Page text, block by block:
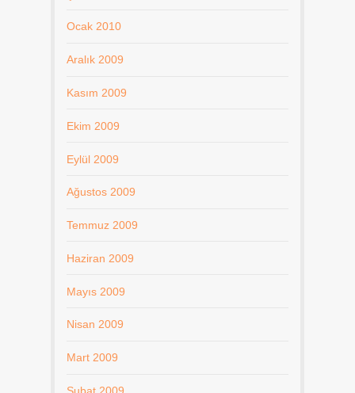
Ocak 2010
Aralık 2009
Kasım 2009
Ekim 2009
Eylül 2009
Ağustos 2009
Temmuz 2009
Haziran 2009
Mayıs 2009
Nisan 2009
Mart 2009